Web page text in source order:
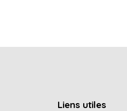
Liens utiles